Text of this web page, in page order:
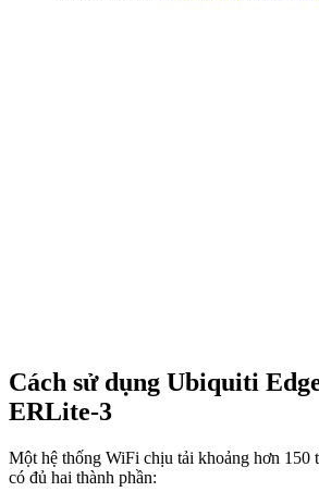
Cách sử dụng Ubiquiti
ERLite-3
Một hệ thống WiFi chịu tải khoảng hơn 150
có đủ hai thành phần: